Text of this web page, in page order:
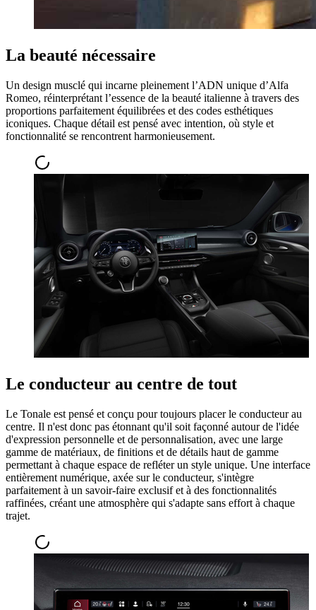
La beauté nécessaire
Un design musclé qui incarne pleinement l’ADN unique d’Alfa
Romeo, réinterprétant l’essence de la beauté italienne à travers des
proportions parfaitement équilibrées et des codes esthétiques
iconiques. Chaque détail est pensé avec intention, où style et
fonctionnalité se rencontrent harmonieusement.
Le conducteur au centre de tout
Le Tonale est pensé et conçu pour toujours placer le conducteur au
centre. Il n'est donc pas étonnant qu'il soit façonné autour de l'idée
d'expression personnelle et de personnalisation, avec une large
gamme de matériaux, de finitions et de détails haut de gamme
permettant à chaque espace de refléter un style unique. Une interface
entièrement numérique, axée sur le conducteur, s'intègre
parfaitement à un savoir-faire exclusif et à des fonctionnalités
raffinées, créant une atmosphère qui s'adapte sans effort à chaque
trajet.